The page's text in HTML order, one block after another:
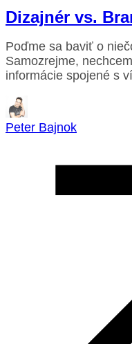
Dizajnér vs.
Poďme sa baviť o
Samozrejme,
informácie spojené s
Peter Bajnok